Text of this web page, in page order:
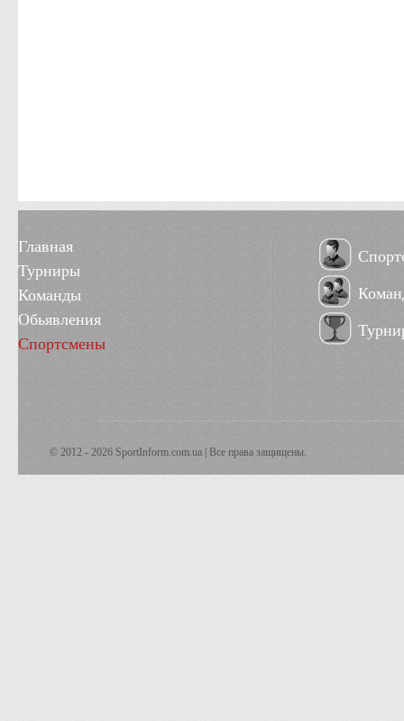
Главная
Турниры
Команды
Обьявления
Спортсмены
© 2012 - 2026 SportInform.com.ua | Все права защищены.